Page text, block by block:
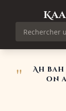
"
Ah
on